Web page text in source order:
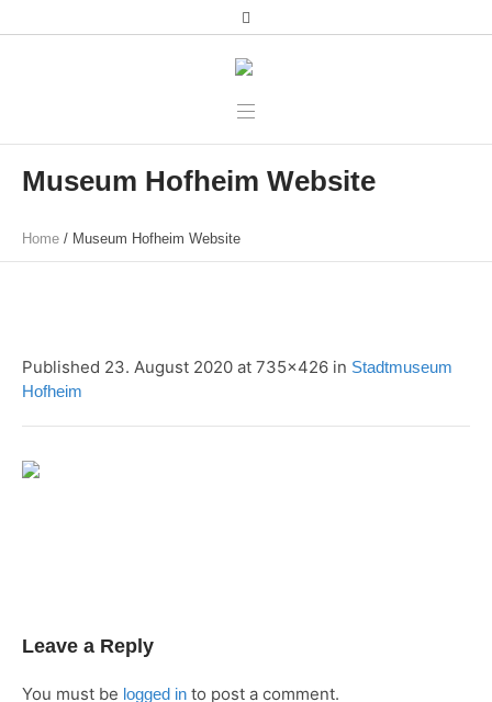
Museum Hofheim Website
Home / Museum Hofheim Website
Published 23. August 2020 at 735×426 in Stadtmuseum
Hofheim
Leave a Reply
You must be logged in to post a comment.